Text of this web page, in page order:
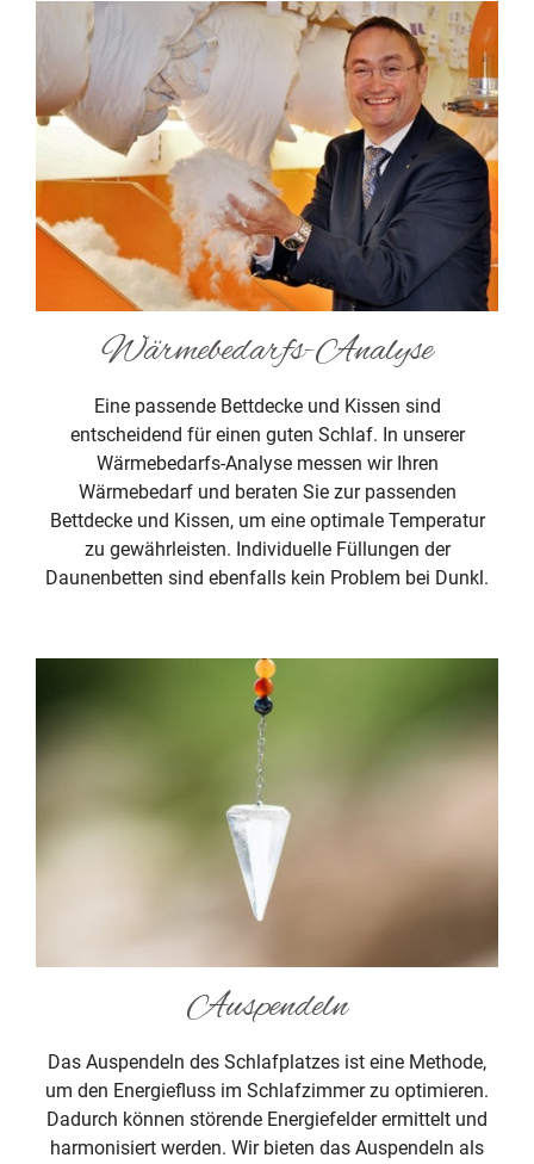
Wärmebedarfs-Analyse
Eine passende Bettdecke und Kissen sind
entscheidend für einen guten Schlaf. In unserer
Wärmebedarfs-Analyse messen wir Ihren
Wärmebedarf und beraten Sie zur passenden
Bettdecke und Kissen, um eine optimale Temperatur
zu gewährleisten. Individuelle Füllungen der
Daunenbetten sind ebenfalls kein Problem bei Dunkl.
Auspendeln
Das Auspendeln des Schlafplatzes ist eine Methode,
um den Energiefluss im Schlafzimmer zu optimieren.
Dadurch können störende Energiefelder ermittelt und
harmonisiert werden. Wir bieten das Auspendeln als